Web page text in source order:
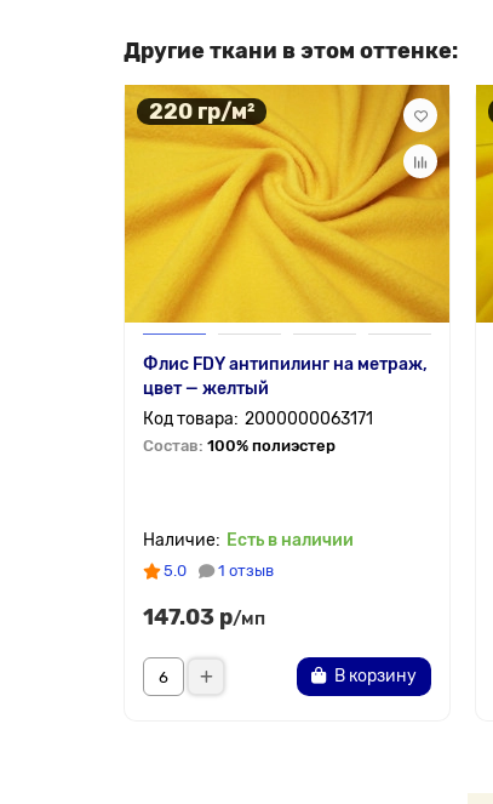
Другие ткани в этом оттенке:
220 гр/м²
Флис FDY антипилинг на метраж,
цвет — желтый
2000000063171
Состав: 100% полиэстер
Есть в наличии
5.0 1 отзыв
147.03 р/мп
В корзину